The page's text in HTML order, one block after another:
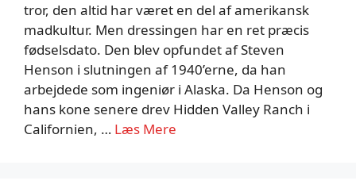
tror, den altid har været en del af amerikansk
madkultur. Men dressingen har en ret præcis
fødselsdato. Den blev opfundet af Steven
Henson i slutningen af 1940’erne, da han
arbejdede som ingeniør i Alaska. Da Henson og
hans kone senere drev Hidden Valley Ranch i
Californien, … Læs Mere